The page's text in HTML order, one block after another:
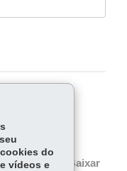
WhatsApp
Baixar
do
vídeos e